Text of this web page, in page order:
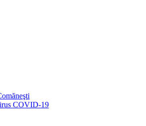
COVID-19